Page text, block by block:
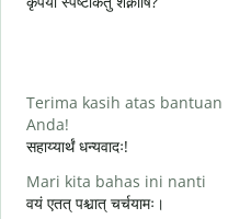
Terima kasih atas bantuan
Anda!
सहाय्यार्थं धन्यवादः!
Mari kita bahas ini nanti
वयं एतत् पश्चात् चर्चयामः।